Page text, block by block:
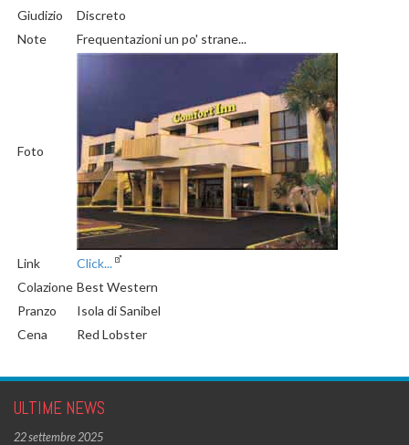
Giudizio
Discreto
Note
Frequentazioni un po' strane...
Foto
Link
Click...
Colazione Best Western
Pranzo
Isola di Sanibel
Cena
Red Lobster
ULTIME NEWS
22 settembre 2025